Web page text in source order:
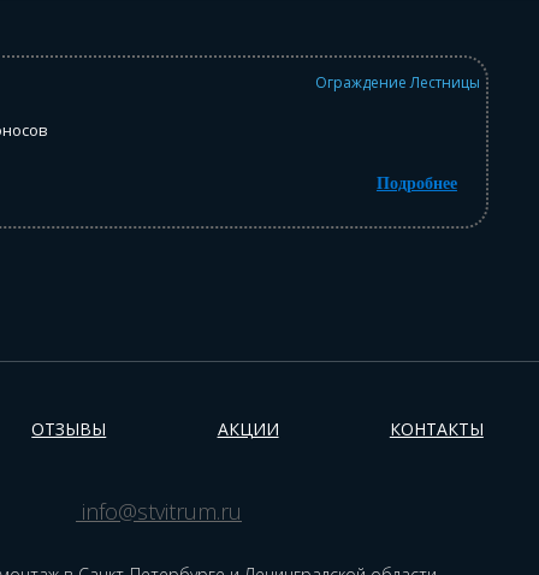
Ограждение Лестницы
Подробнее
ОТЗЫВЫ АКЦИИ КОНТАКТЫ
info@stvitrum.ru